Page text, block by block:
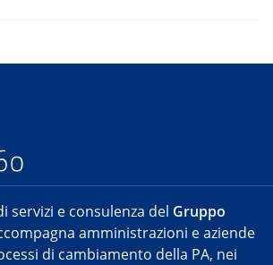
servizi e consulenza del Gruppo
amministrazioni e aziende
di cambiamento della PA, nei